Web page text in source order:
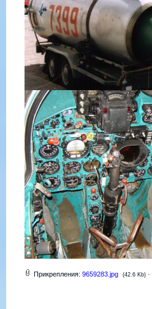
Прикрепления: 9659283.jpg (42.6 Kb) ·